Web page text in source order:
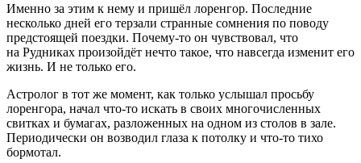
Именно за этим к нему и пришёл лоренгор. Последние
несколько дней его терзали странные сомнения по поводу
предстоящей поездки. Почему-то он чувствовал, что
на Рудниках произойдёт нечто такое, что навсегда изменит его
жизнь. И не только его.
Астролог в тот же момент, как только услышал просьбу
лоренгора, начал что-то искать в своих многочисленных
свитках и бумагах, разложенных на одном из столов в зале.
Периодически он возводил глаза к потолку и что-то тихо
бормотал.